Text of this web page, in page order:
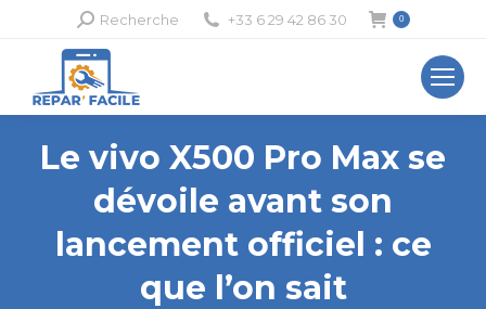
Recherche
Recherche +33 6 29 42 86 30 0
Le vivo X500 Pro Max se
dévoile avant son
lancement officiel : ce
que l’on sait